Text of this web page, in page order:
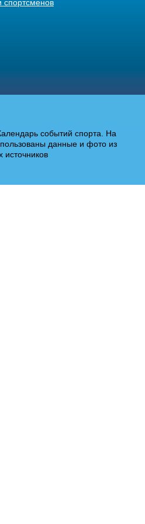
спортсменов
событий спорта. На
данные и фото из
источников